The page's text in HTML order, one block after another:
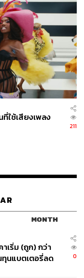
ใช้เสียงเพลง
211
MONTH
เริ่ม (ถูก) กว่า
นแบตเตอรี่ลด
0